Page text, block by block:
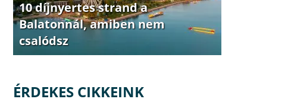
10 díjnyertes strand a
Balatonnál, amiben nem
csalódsz
ÉRDEKES CIKKEINK